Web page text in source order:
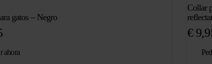
gatos – Negro
ahora
Collar
€